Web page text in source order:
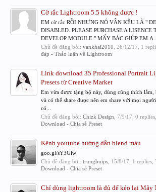
Cờ rắc Lightroom 5.5 không được !
EM cờ rắc RỒI NHƯNG NÓ VẪN KÊU LÀ "
DISABLED. PLEASE PURCHASE A LISENCE
DEVELOP MODULE " MẤY BÁC GIÚP EM Ạ...
Chủ đề đăng bởi: vankhai2010 26/12/17 , 1
đáp - Thảo luận về Lightroom
Link download 35 Professional Portrait
Presets từ Creative Market
Em vừa được tặng bộ này, dùng cũng thích
và có thể share được nên em share với mọi
có...
Chủ đề đăng bởi: Chizk Design 7/9/17 , 0
Download - Chia sẻ Preset
Kênh youtube hướng dẫn blend màu
goo.gl/sY3Giw
Chủ đề đăng bởi: trungbuips 15/8/17 , 1
Download - Chia sẻ Preset
Chỉ dùng lightroom là đủ để kéo lại Mây